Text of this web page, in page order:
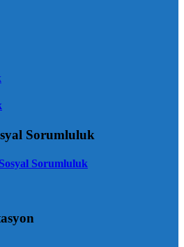
Sorumluluk
Sorumluluk